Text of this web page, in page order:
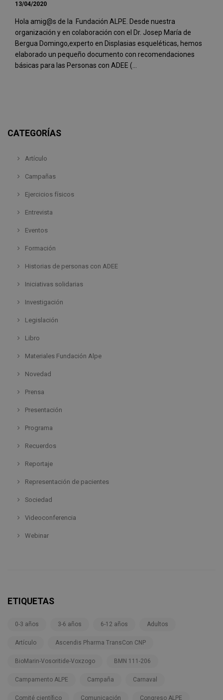
13/04/2020
Hola amig@s de la Fundación ALPE. Desde nuestra
organización y en colaboración con el Dr. Josep María de
Bergua Domingo,experto en Displasias esqueléticas, hemos
elaborado un pequeño documento con recomendaciones
básicas para las Personas con ADEE (...
CATEGORÍAS
Artículo
Campañas
Ejercicios físicos
Entrevista
Eventos
Formación
Historias de personas con ADEE
Iniciativas solidarias
Investigación
Legislación
Libro
Materiales Fundación Alpe
Novedad
Prensa
Presentación
Programa
Recuerdos
Reportaje
Representación de pacientes
Sociedad
Videoconferencia
Webinar
ETIQUETAS
0-3 años 3-6 años 6-12 años Adultos
Artículo Ascendis Pharma TransCon CNP
BioMarin-Vosoritide-Voxzogo BMN 111-206
Campamento ALPE Campaña Carnaval
Comité científico Comunicación Congreso ALPE